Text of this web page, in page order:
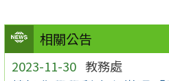
相關公告
2023-11-30 教務處